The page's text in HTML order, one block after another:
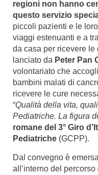
regioni non hanno
questo servizio
piccoli pazienti e le
viaggi estenuanti e a
da casa per ricevere le
lanciato da Peter Pan
volontariato che
bambini malati di
ricevere le cure
“Qualità della vita,
Pediatriche. La figura
romane del 3° Giro
Pediatriche (GCPP).
Dal convegno è
all’interno del